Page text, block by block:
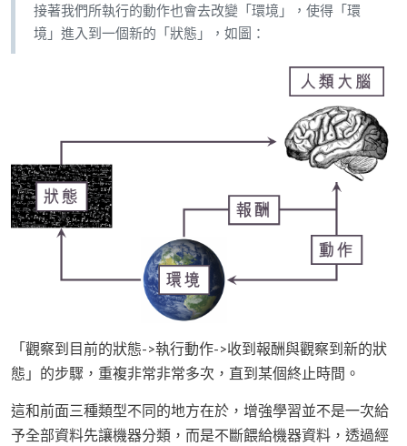
接著我們所執行的動作也會去改變「環境」，使得「環
境」進入到一個新的「狀態」，如圖：
「觀察到目前的狀態->執行動作->收到報酬與觀察到新的狀
態」的步驟，重複非常非常多次，直到某個終止時間。
這和前面三種類型不同的地方在於，增強學習並不是一次給
予全部資料先讓機器分類，而是不斷餵給機器資料，透過經